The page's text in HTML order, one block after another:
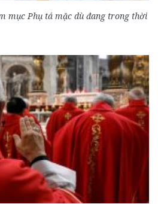
mục Phụ tá mặc dù đang trong thời